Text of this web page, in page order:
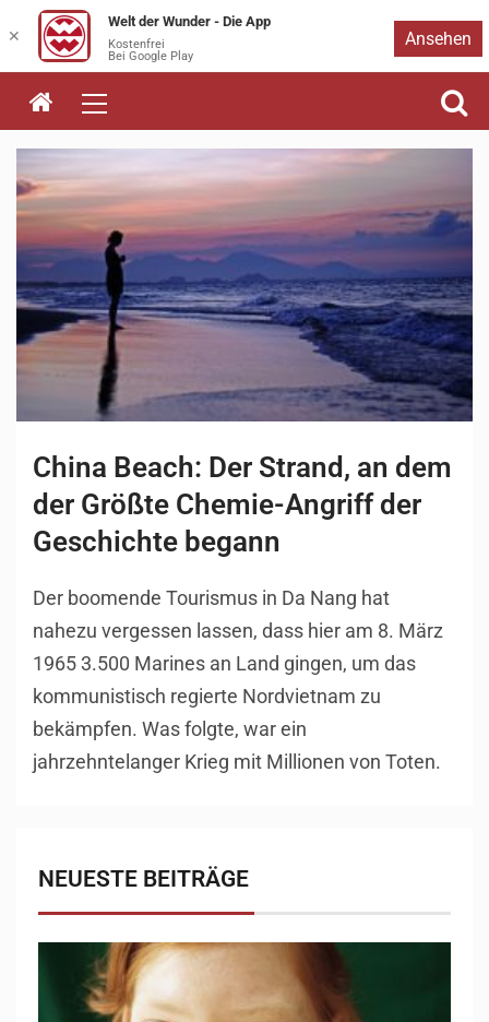
Zum
Inhalt
springen
China Beach: Der Strand, an dem
der Größte Chemie-Angriff der
Geschichte begann
Der boomende Tourismus in Da Nang hat
nahezu vergessen lassen, dass hier am 8. März
1965 3.500 Marines an Land gingen, um das
kommunistisch regierte Nordvietnam zu
bekämpfen. Was folgte, war ein
jahrzehntelanger Krieg mit Millionen von Toten.
NEUESTE BEITRÄGE
✕
Welt der Wunder - Die App
Kostenfrei
Bei Google Play
Ansehen